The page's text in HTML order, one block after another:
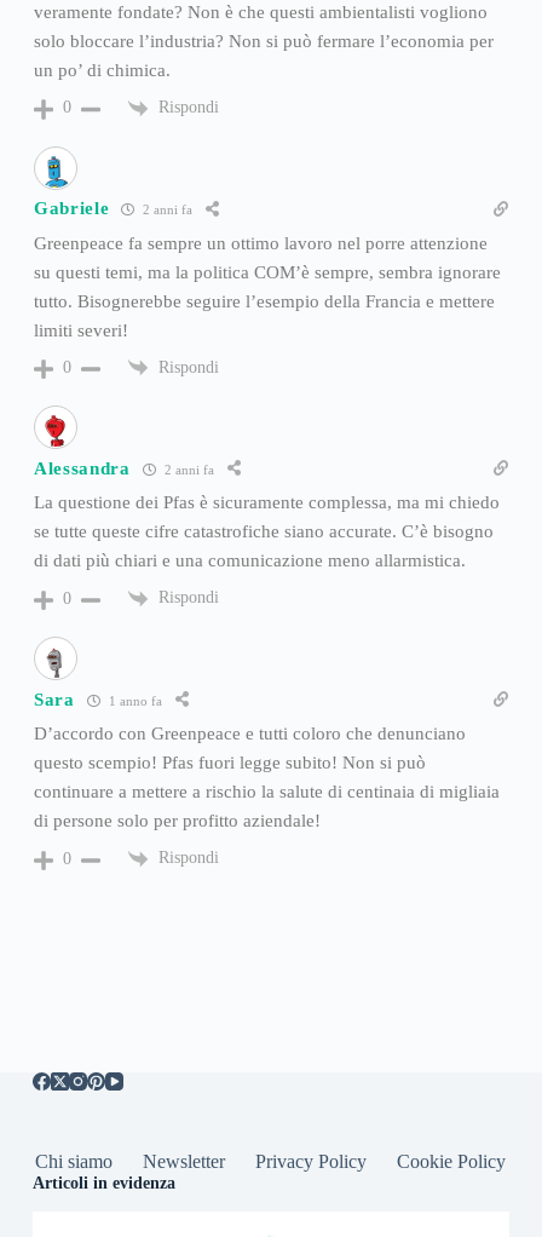
veramente fondate? Non è che questi ambientalisti vogliono
solo bloccare l’industria? Non si può fermare l’economia per
un po’ di chimica.
0 Rispondi
Gabriele 2 anni fa
Greenpeace fa sempre un ottimo lavoro nel porre attenzione
su questi temi, ma la politica COM’è sempre, sembra ignorare
tutto. Bisognerebbe seguire l’esempio della Francia e mettere
limiti severi!
0 Rispondi
Alessandra 2 anni fa
La questione dei Pfas è sicuramente complessa, ma mi chiedo
se tutte queste cifre catastrofiche siano accurate. C’è bisogno
di dati più chiari e una comunicazione meno allarmistica.
0 Rispondi
Sara 1 anno fa
D’accordo con Greenpeace e tutti coloro che denunciano
questo scempio! Pfas fuori legge subito! Non si può
continuare a mettere a rischio la salute di centinaia di migliaia
di persone solo per profitto aziendale!
0 Rispondi
Chi siamo Newsletter Privacy Policy Cookie Policy
Articoli in evidenza